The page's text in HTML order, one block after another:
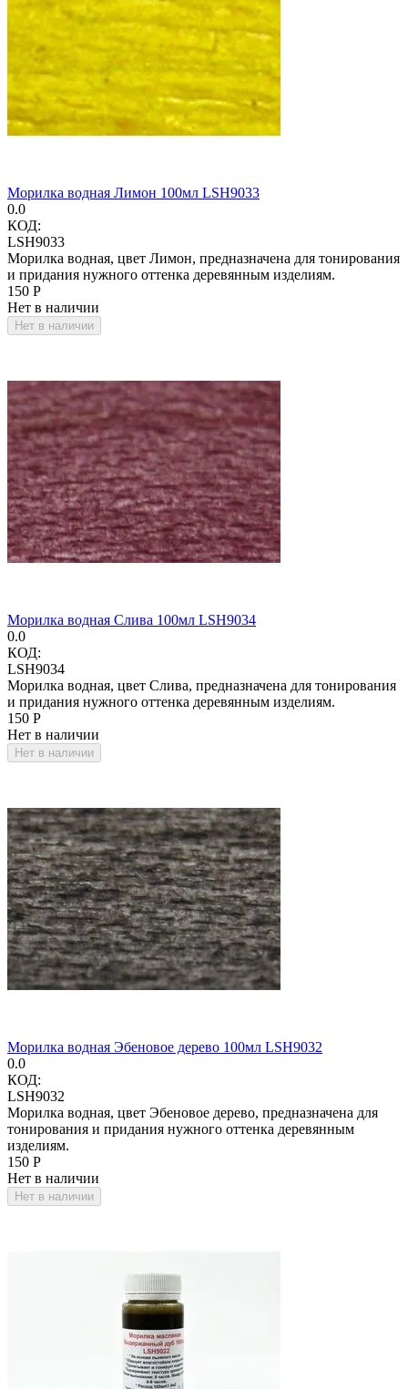
Морилка водная Лимон 100мл LSH9033
0.0
КОД:
LSH9033
Морилка водная, цвет Лимон, предназначена для тонирования
и придания нужного оттенка деревянным изделиям.
‍150‍ Р
Нет в наличии
Нет в наличии
Морилка водная Слива 100мл LSH9034
0.0
КОД:
LSH9034
Морилка водная, цвет Слива, предназначена для тонирования
и придания нужного оттенка деревянным изделиям.
‍150‍ Р
Нет в наличии
Нет в наличии
Морилка водная Эбеновое дерево 100мл LSH9032
0.0
КОД:
LSH9032
Морилка водная, цвет Эбеновое дерево, предназначена для
тонирования и придания нужного оттенка деревянным
изделиям.
‍150‍ Р
Нет в наличии
Нет в наличии